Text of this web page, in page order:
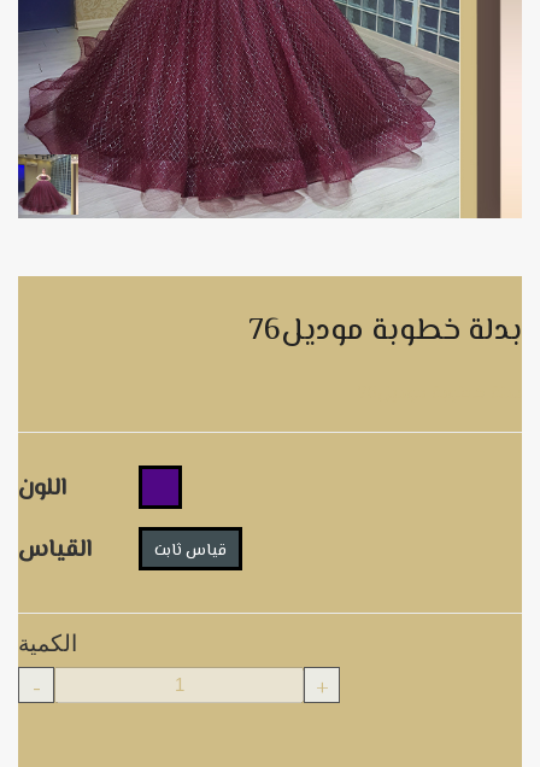
بدلة خطوبة موديل76
اللون
القياس
قياس ثابت
الكمية
- +